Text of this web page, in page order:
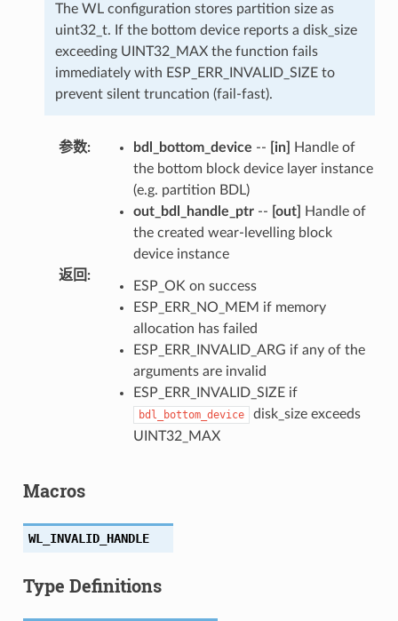
The WL configuration stores partition size as
uint32_t. If the bottom device reports a disk_size
exceeding UINT32_MAX the function fails
immediately with ESP_ERR_INVALID_SIZE to
prevent silent truncation (fail-fast).
参数: bdl_bottom_device -- [in]
Handle of
the bottom block device layer instance
(e.g. partition BDL)
out_bdl_handle_ptr-- [out]
Handle of
the created wear-levelling block
device instance
返回 :
ESP_OK on success
ESP_ERR_NO_MEM if memory
allocation has failed
ESP_ERR_INVALID_ARG if any of the
arguments are invalid
ESP_ERR_INVALID_SIZE if
bdl_bottom_device
disk_size exceeds
UINT32_MAX
Macros
WL_INVALID_HANDLE
Type Definitions